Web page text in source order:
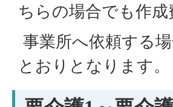
ちらの場合でも作
事業所へ依頼する
とおりとなります。